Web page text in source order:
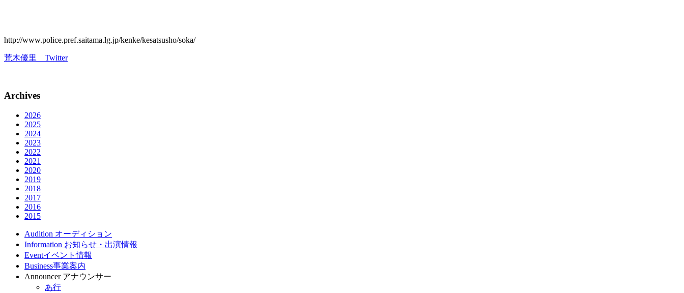
http://www.police.pref.saitama.lg.jp/kenke/kesatsusho/soka/
荒木優里 Twitter
Archives
2026
2025
2024
2023
2022
2021
2020
2019
2018
2017
2016
2015
Audition オーディション
Information お知らせ・出演情報
Eventイベント情報
Business事業案内
Announcer アナウンサー
あ行